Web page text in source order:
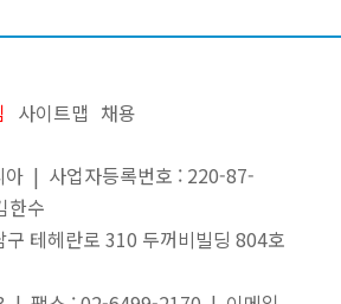
사이트맵 채용
아 | 사업자등록번호 : 220-87-
한수
구 테헤란로 310 두꺼비빌딩 804호